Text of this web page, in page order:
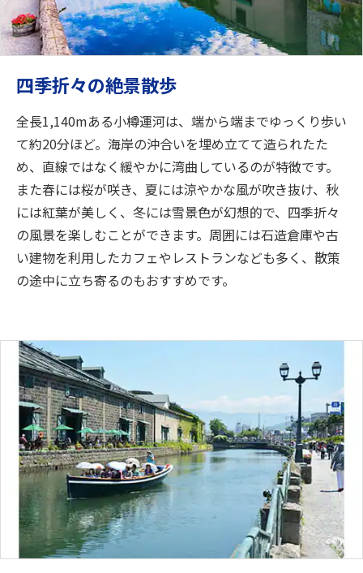
四季折々の絶景散歩
全長1,140mある小樽運河は、端から端までゆっくり歩い
て約20分ほど。海岸の沖合いを埋め立てて造られたた
め、直線ではなく緩やかに湾曲しているのが特徴です。
また春には桜が咲き、夏には涼やかな風が吹き抜け、秋
には紅葉が美しく、冬には雪景色が幻想的で、四季折々
の風景を楽しむことができます。周囲には石造倉庫や古
い建物を利用したカフェやレストランなども多く、散策
の途中に立ち寄るのもおすすめです。